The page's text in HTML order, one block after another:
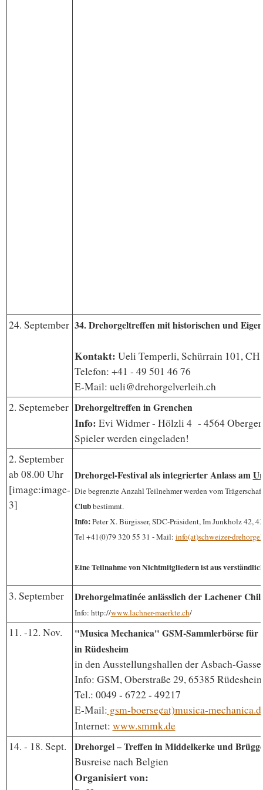
24. September 34. Drehorgeltreffen mit historischen und
Kontakt: Ueli Temperli, Schürrain 101,
Telefon: +41 - 49 501 46 76
E-Mail: ueli@drehorgelverleih.ch
2. Septemeber Drehorgeltreffen in Grenchen
Info: Evi Widmer - Hölzli 4 - 4564
Spieler werden eingeladen!
2. September
ab 08.00 Uhr
[image:image-
3]
Drehorgel-Festival als integrierter Anlass am
Die begrenzte Anzahl Teilnehmer werden vom
Clubbestimmt.
Info:Peter X. Bürgisser, SDC-Präsident, Im Junkholz 42,
Tel +41(0)79 320 55 31 - Mail: info(at)schweizer-
Eine Teilnahme von Nichtmitgliedern ist aus
3. September Drehorgelmatinée anlässlich der Lachener
Info: http://www.lachner-maerkte.ch/
11. -12. Nov.
"Musica Mechanica" GSM-Sammlerbörse für
in Rüdesheim
in den Ausstellungshallen der Asbach-
Info: GSM, Oberstraße 29, 65385
Tel.: 0049 - 6722 - 49217
E-Mail: gsm-boerse¢at)musica-
Internet: www.smmk.de
14. - 18. Sept.
Drehorgel – Treffen in Middelkerke und
Busreise nach Belgien
Organisiert von: